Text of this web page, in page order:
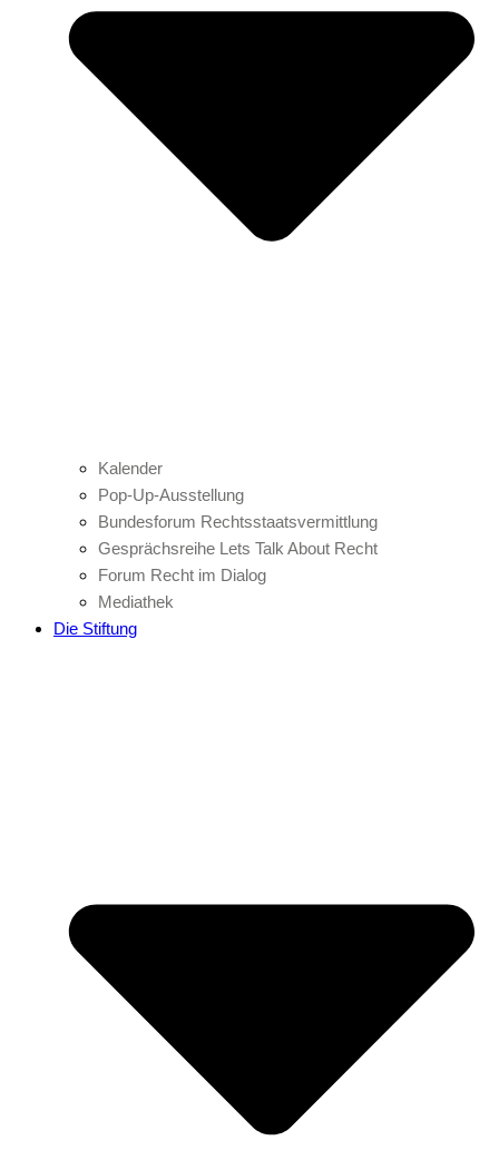
Kalender
Pop-Up-Ausstellung
Bundesforum Rechtsstaatsvermittlung
Gesprächsreihe Lets Talk About Recht
Forum Recht im Dialog
Mediathek
Die Stiftung